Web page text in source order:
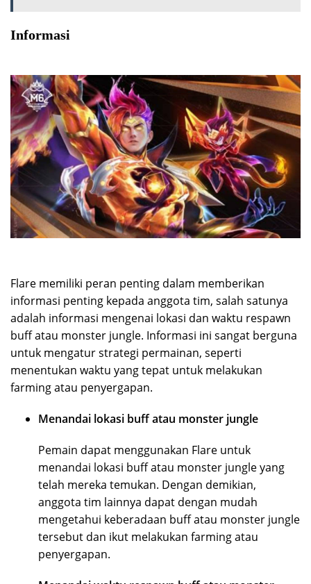
Informasi
Flare memiliki peran penting dalam memberikan
informasi penting kepada anggota tim, salah satunya
adalah informasi mengenai lokasi dan waktu respawn
buff atau monster jungle. Informasi ini sangat berguna
untuk mengatur strategi permainan, seperti
menentukan waktu yang tepat untuk melakukan
farming atau penyergapan.
Menandai lokasi buff atau monster jungle
Pemain dapat menggunakan Flare untuk
menandai lokasi buff atau monster jungle yang
telah mereka temukan. Dengan demikian,
anggota tim lainnya dapat dengan mudah
mengetahui keberadaan buff atau monster jungle
tersebut dan ikut melakukan farming atau
penyergapan.